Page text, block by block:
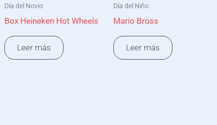
Día del Novio
Box Heineken Hot Wheels
Leer más
Día del Niño
Mario Bross
Leer más